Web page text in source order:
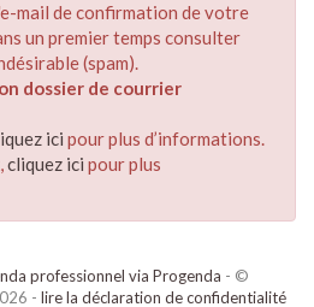
mail de confirmation de votre
un premier temps consulter
(spam).
dossier de courrier
ici pour plus d’informations.
cliquez ici pour plus
professionnel via Progenda - ©
- lire la déclaration de confidentialité